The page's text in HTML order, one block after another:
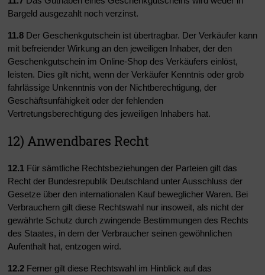
Bargeld ausgezahlt noch verzinst.
11.8 Der Geschenkgutschein ist übertragbar. Der Verkäufer kann
mit befreiender Wirkung an den jeweiligen Inhaber, der den
Geschenkgutschein im Online-Shop des Verkäufers einlöst,
leisten. Dies gilt nicht, wenn der Verkäufer Kenntnis oder grob
fahrlässige Unkenntnis von der Nichtberechtigung, der
Geschäftsunfähigkeit oder der fehlenden
Vertretungsberechtigung des jeweiligen Inhabers hat.
12) Anwendbares Recht
12.1 Für sämtliche Rechtsbeziehungen der Parteien gilt das
Recht der Bundesrepublik Deutschland unter Ausschluss der
Gesetze über den internationalen Kauf beweglicher Waren. Bei
Verbrauchern gilt diese Rechtswahl nur insoweit, als nicht der
gewährte Schutz durch zwingende Bestimmungen des Rechts
des Staates, in dem der Verbraucher seinen gewöhnlichen
Aufenthalt hat, entzogen wird.
12.2 Ferner gilt diese Rechtswahl im Hinblick auf das